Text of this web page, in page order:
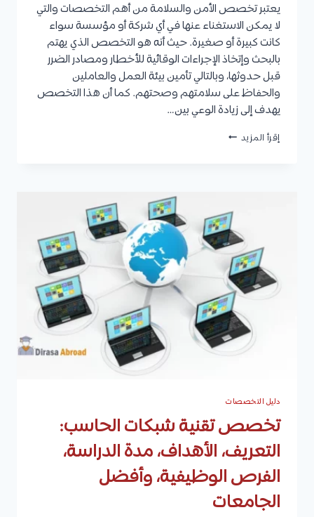
يعتبر تخصص الأمن والسلامة من أهم التخصصات والتي
لا يمكن الاستغناء عنها في أي شركة أو مؤسسة سواء
كانت كبيرة أو صغيرة. حيث أنه هو التخصص الذي يهتم
بالبحث وإتخاذ الإجراءات الوقائية للأخطار ومصادر الضرر
قبل حدوثها، وبالتالي تأمين بيئة العمل والعاملين
والحفاظ على سلامتهم وصحتهم. كما أن هذا التخصص
يهدف إلى زيادة الوعي بين…
إقرأ المزيد تخصص
شروط
القبول،
مواد
التخصص،
مهام
الأخصائي،
والوظائف
دليل التخصصات
تخصص تقنية شبكات الحاسب:
التعريف، الأهداف، مدة الدراسة،
الفرص الوظيفية، وأفضل
الجامعات